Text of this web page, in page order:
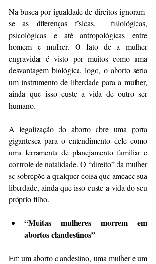
Na busca por igualdade de direitos ignoram-
se as diferenças físicas,  fisiológicas,
psicológicas e até antropológicas entre
homem e mulher. O fato de a mulher
engravidar é visto por muitos como uma
desvantagem biológica, logo, o aborto seria
um instrumento de liberdade para a mulher,
ainda que isso custe a vida de outro ser
humano.
A legalização do aborto abre uma porta
gigantesca para o entendimento dele como
uma ferramenta de planejamento familiar e
controle de natalidade. O “direito” da mulher
se sobrepõe a qualquer coisa que ameace sua
liberdade, ainda que isso custe a vida do seu
próprio filho.
“Muitas mulheres morrem em
abortos clandestinos”
Em um aborto clandestino, uma mulher e um